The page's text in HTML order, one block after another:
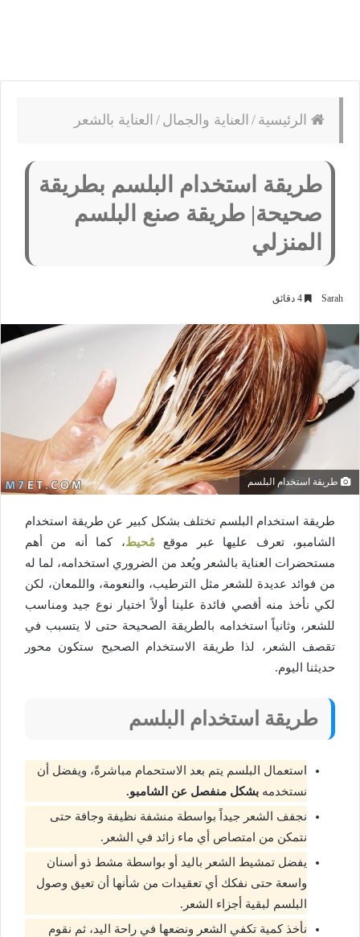
الرئيسية / العناية والجمال / العناية بالشعر
طريقة استخدام البلسم بطريقة
صحيحة| طريقة صنع البلسم
المنزلي
Sarah
طريقة استخدام البلسم
طريقة استخدام البلسم تختلف بشكل كبير عن طريقة استخدام
الشامبو، تعرف عليها عبر موقعمُحيط، كما أنه من أهم
مستحضرات العناية بالشعر ويُعد من الضروري استخدامه، لما له
من فوائد عديدة للشعر مثل الترطيب، والنعومة، واللمعان، لكن
لكي نأخذ منه أقصي فائدة علينا أولاً اختيار نوع جيد ومناسب
للشعر، وثانياً استخدامه بالطريقة الصحيحة حتى لا يتسبب في
تقصف الشعر، لذا طريقة الاستخدام الصحيح ستكون محور
حديثنا اليوم.
طريقة استخدام البلسم
استعمال البلسم يتم بعد الاستحمام مباشرةً، ويفضل أن
نستخدمه بشكل منفصل عن الشامبو.
نجفف الشعر جيداً بواسطة منشفة نظيفة وجافة حتى
نتمكن من امتصاص أي ماء زائد في الشعر.
يفضل تمشيط الشعر باليد أو بواسطة مشط ذو أسنان
واسعة حتى نفكك أي تعقيدات من شأنها أن تعيق وصول
البلسم لبقية أجزاء الشعر.
نأخذ كمية تكفي الشعر ونضعها في راحة اليد، ثم نقوم